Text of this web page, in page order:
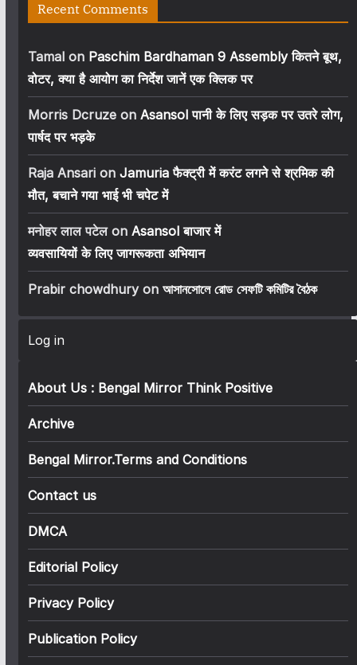
Recent Comments
Tamalon Paschim Bardhaman 9 Assembly कितने बूथ,
वोटर, क्या है आयोग का निर्देश जानें एक क्लिक पर
Morris Dcruzeon Asansol पानी के लिए सड़क पर उतरे लोग,
पार्षद पर भड़के
Raja Ansarion Jamuria फैक्ट्री में करंट लगने से श्रमिक की
मौत, बचाने गया भाई भी चपेट में
मनोहर लाल पटेलon Asansol बाजार में
व्यवसायियों के लिए जागरूकता अभियान
Prabir chowdhuryon আসানসোলে রোড সেফটি কমিটির বৈঠক
Log in
About Us : Bengal Mirror Think Positive
Archive
Bengal Mirror.Terms and Conditions
Contact us
DMCA
Editorial Policy
Privacy Policy
Publication Policy